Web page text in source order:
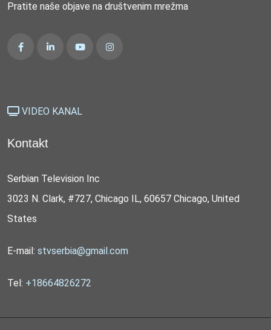
Pratite naše objave na društvenim mrežma
VIDEO KANAL
Kontakt
Serbian Television Inc
3023 N. Clark, #727, Chicago IL, 60657 Chicago, United
States
E-mail: stvserbia@gmail.com
Tel: +18664826272